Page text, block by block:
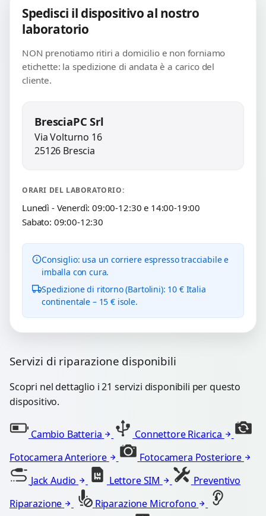
Spedisci il dispositivo al nostro
laboratorio
NON prenotiamo ritiri a domicilio e non forniamo
etichette: la spedizione di andata è a carico del
cliente.
BresciaPC Srl
Via Volturno 16
25126 Brescia
ORARI DEL LABORATORIO:
Lunedì - Venerdì: 09:00-12:30 e 14:00-19:00
Sabato: 09:00-12:30
Consiglio: usa un corriere espresso tracciabile e
imballa con cura.
Spedizione di ritorno (Bartolini): 10 € Italia
continentale – 15 € isole.
Servizi di riparazione disponibili
Scopri nel dettaglio i 21 servizi disponibili per questo
dispositivo.
Cambio Batteria
Connettore Ricarica
Fotocamera Anteriore
Fotocamera Posteriore
Jack Audio
Lettore SIM
Preventivo
Riparazione
Riparazione Microfono